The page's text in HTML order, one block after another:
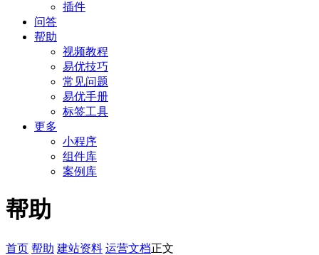
插件
问答
帮助
视频教程
易优技巧
常见问题
易优手册
标签工具
更多
小程序
组件库
案例库
帮助
首页 帮助 建站资料 运营文档正文